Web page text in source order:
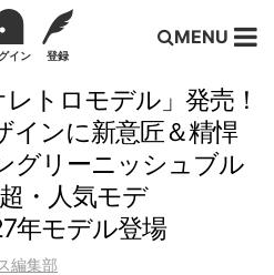
イン 登録
MENU
トロモデル」発売！
インに新意匠＆精悍
グリーニッシュブル
・人気モデ
年モデル登場
編集部